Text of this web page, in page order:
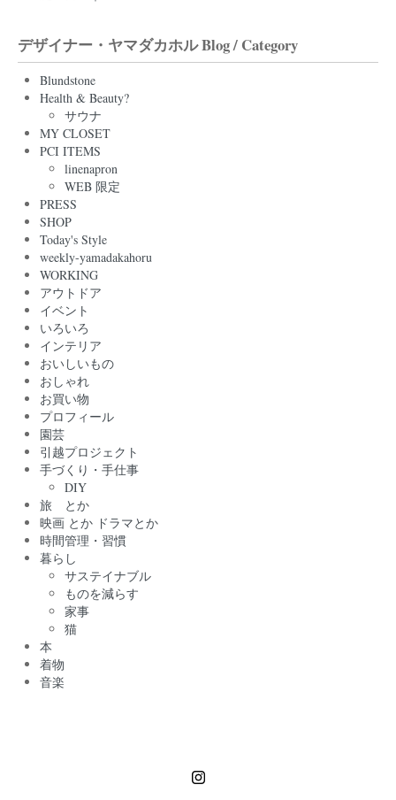
デザイナー・ヤマダカホル Blog / Category
Blundstone
Health & Beauty?
サウナ
MY CLOSET
PCI ITEMS
linenapron
WEB 限定
PRESS
SHOP
Today's Style
weekly-yamadakahoru
WORKING
アウトドア
イベント
いろいろ
インテリア
おいしいもの
おしゃれ
お買い物
プロフィール
園芸
引越プロジェクト
手づくり・手仕事
DIY
旅 とか
映画 とか ドラマとか
時間管理・習慣
暮らし
サステイナブル
ものを減らす
家事
猫
本
着物
音楽